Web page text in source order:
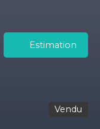
Estimation
Vendu